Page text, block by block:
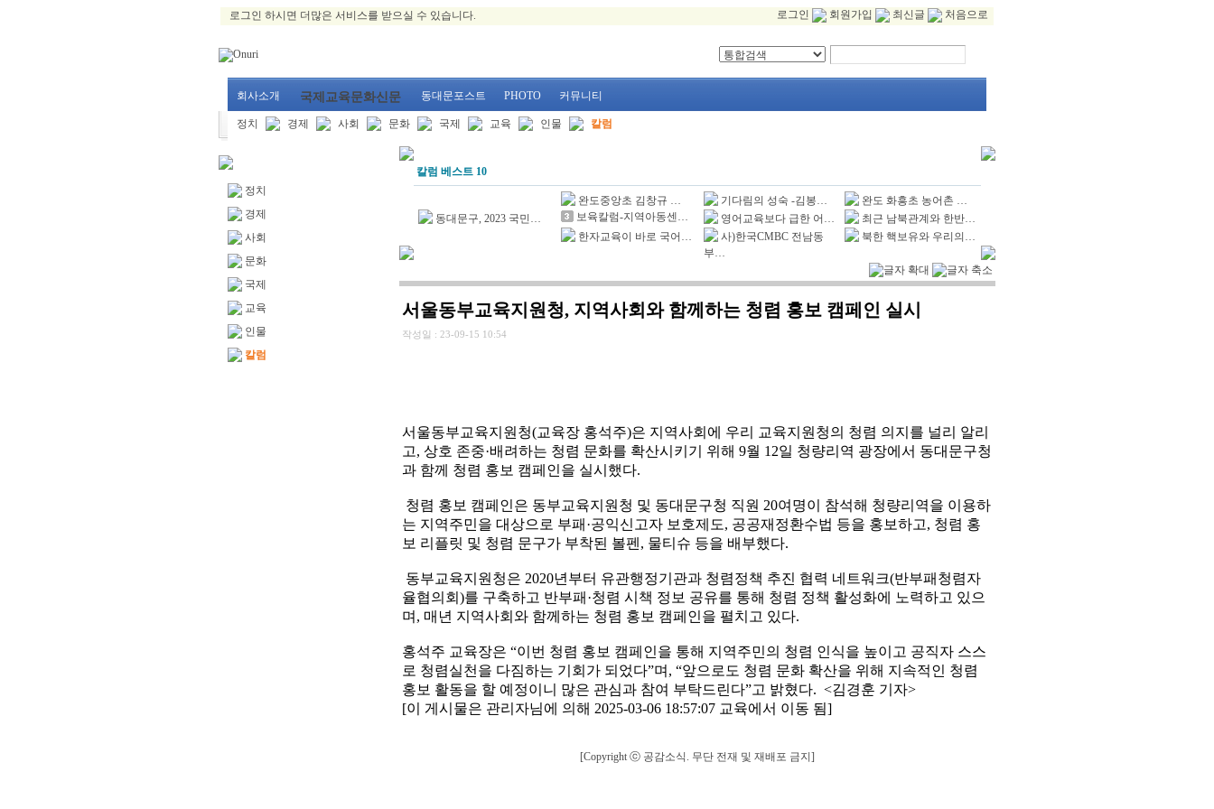
로그인 하시면 더많은 서비스를 받으실 수 있습니다. 로그인 회원가입 최신글 처음으로
회사소개 국제교육문화신문 동대문포스트 PHOTO 커뮤니티
정치 경제 사회 문화 국제 교육 인물 칼럼
정치
경제
사회
문화
국제
교육
인물
칼럼
칼럼 베스트 10
동대문구, 2023 국민…
완도중앙초 김창규 …
보육칼럼-지역아동센…
한자교육이 바로 국어…
기다림의 성숙 -김봉…
영어교육보다 급한 어…
사)한국CMBC 전남동
부…
완도 화흥초 농어촌 …
최근 남북관계와 한반…
북한 핵보유와 우리의…
서울동부교육지원청, 지역사회와 함께하는 청렴 홍보 캠페인 실시
작성일 : 23-09-15 10:54
서울동부교육지원청(교육장 홍석주)은 지역사회에 우리 교육지원청의 청렴 의지를 널리 알리
고, 상호 존중·배려하는 청렴 문화를 확산시키기 위해 9월 12일 청량리역 광장에서 동대문구청
과 함께 청렴 홍보 캠페인을 실시했다.
청렴 홍보 캠페인은 동부교육지원청 및 동대문구청 직원 20여명이 참석해 청량리역을 이용하
는 지역주민을 대상으로 부패·공익신고자 보호제도, 공공재정환수법 등을 홍보하고, 청렴 홍
보 리플릿 및 청렴 문구가 부착된 볼펜, 물티슈 등을 배부했다.
동부교육지원청은 2020년부터 유관행정기관과 청렴정책 추진 협력 네트워크(반부패청렴자
율협의회)를 구축하고 반부패·청렴 시책 정보 공유를 통해 청렴 정책 활성화에 노력하고 있으
며, 매년 지역사회와 함께하는 청렴 홍보 캠페인을 펼치고 있다.
홍석주 교육장은 “이번 청렴 홍보 캠페인을 통해 지역주민의 청렴 인식을 높이고 공직자 스스
로 청렴실천을 다짐하는 기회가 되었다”며, “앞으로도 청렴 문화 확산을 위해 지속적인 청렴
홍보 활동을 할 예정이니 많은 관심과 참여 부탁드린다”고 밝혔다. <김경훈 기자>
[이 게시물은 관리자님에 의해 2025-03-06 18:57:07 교육에서 이동 됨]
[Copyright ⓒ 공감소식. 무단 전재 및 재배포 금지]